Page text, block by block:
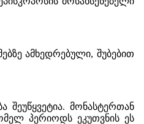
ამხედრებული, შუბებით
შეუწყვეტია. მონასტერთან
პერიოდს ეკუთვნის ეს